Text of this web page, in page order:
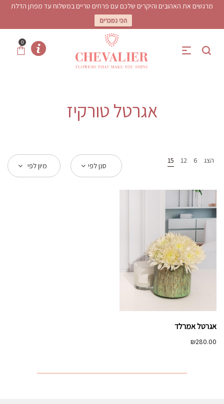
מרגשים את האהובים והיקרים שלכם עם פרחים טריים במשלוח עד מפתן הדלת
הכי נמכרים
0
אגרטל טורקיז
הצג 6
12
15
סנן לפי מיון לפי
אגרטל אמרלד
₪280.00